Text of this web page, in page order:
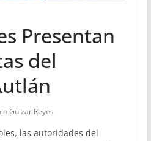
Presentan
del
Guizar Reyes
las autoridades del